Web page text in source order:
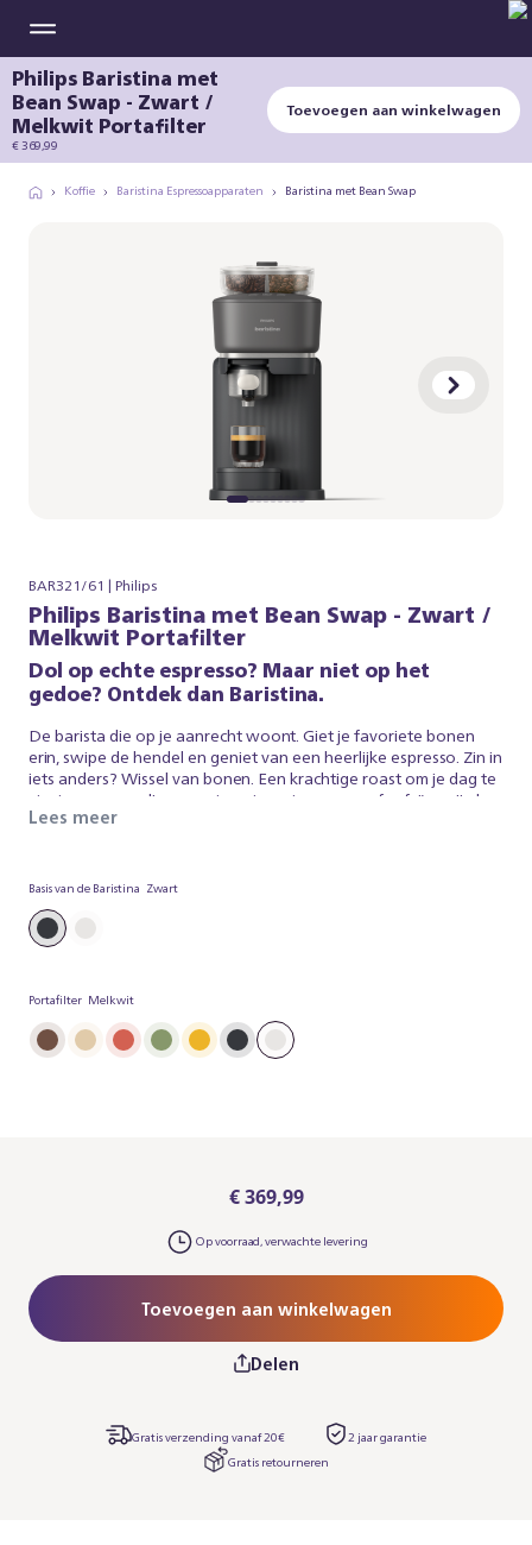
Philips Baristina met
Bean Swap - Zwart /
Melkwit Portafilter
€ 369,99
Toevoegen aan winkelwagen
Koffie Baristina Espressoapparaten Baristina met Bean Swap
BAR321/61 | Philips
Philips Baristina met Bean Swap - Zwart /
Melkwit Portafilter
Dol op echte espresso? Maar niet op het
gedoe? Ontdek dan Baristina.
De barista die op je aanrecht woont. Giet je favoriete bonen
erin, swipe de hendel en geniet van een heerlijke espresso. Zin in
iets anders? Wissel van bonen. Een krachtige roast om je dag te
starten, een medium roast om te ontspannen, of cafeïnevrij als
dat jouw ding is. Dankzij onze dubbele bonencontainer kun je
van een heerlijk, vers gebrouwen koffie. Dus swipe de hendel -
en maak je klaar voor echte espresso. Zonder gedoe.
Lees meer
Basis van de Baristina Zwart
Portafilter Melkwit
€ 369,99
Op voorraad, verwachte levering
Toevoegen aan winkelwagen
Delen
Gratis verzending vanaf 20€
2 jaar garantie​
Gratis retourneren